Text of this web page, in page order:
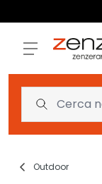
Outdoor